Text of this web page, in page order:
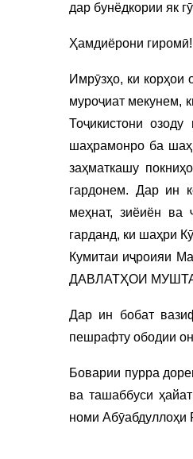
дар бунёдкории як
Ҳамдиёрони гиромӣ!
Имрӯзҳо, ки корҳои
муроҷиат мекунем,
Тоҷикистони
шаҳрамонро ба
заҳматкашу
гардонем. Дар ин
меҳнат, зиёиён
гарданд, ки шаҳри
Кумитаи иҷроияи
ДАВЛАТҲОИ
Дар ин бобат
пешрафту ободии
Боварии пурра
ва ташаббуси
номи Абӯабдуллоҳи